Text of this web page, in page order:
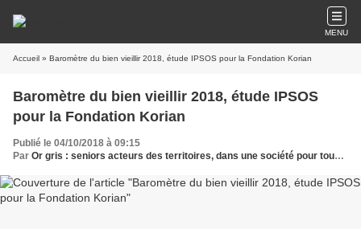
MENU
Accueil » Baromètre du bien vieillir 2018, étude IPSOS pour la Fondation Korian
Baromètre du bien vieillir 2018, étude IPSOS
pour la Fondation Korian
Publié le 04/10/2018 à 09:15
Par Or gris : seniors acteurs des territoires, dans une société pour tous les âges